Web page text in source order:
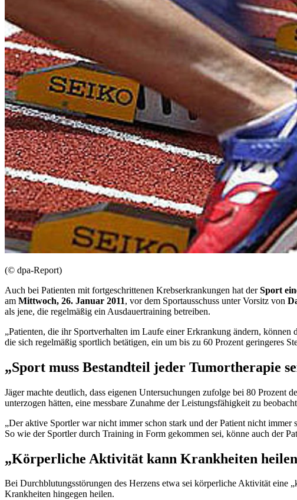
(© dpa-Report)
Auch bei Patienten mit fortgeschrittenen Krebserkrankungen hat derSport
am Mittwoch, 26. Januar 2011, vor dem Sportausschuss unter Vorsitz von
als jene, die regelmäßig ein Ausdauertraining betreiben.
„Patienten, die ihr Sportverhalten im Laufe einer Erkrankung ändern,
die sich regelmäßig sportlich betätigen, ein um bis zu 60 Prozent geringeres
„Sport muss Bestandteil jeder Tumortherapie
Jäger machte deutlich, dass eigenen Untersuchungen zufolge bei 80
unterzogen hätten, eine messbare Zunahme der Leistungsfähigkeit zu
„Der aktive Sportler war nicht immer schon stark und der Patient nicht immer
So wie der Sportler durch Training in Form gekommen sei, könne auch der
„Körperliche Aktivität kann Krankheiten
Bei Durchblutungsstörungen des Herzens etwa sei körperliche Aktivität
Krankheiten hingegen heilen.